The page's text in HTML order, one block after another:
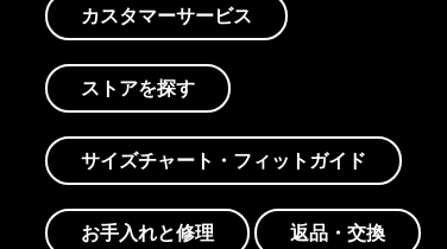
カスタマーサービス
ストアを探す
サイズチャート・フィットガイド
お手入れと修理 返品・交換